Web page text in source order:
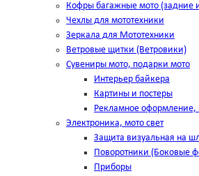
Кофры багажные мото (задние
Чехлы для мототехники
Зеркала для Мототехники
Ветровые щитки (Ветровики)
Сувениры мото, подарки мото
Интерьер байкера
Картины и постеры
Рекламное
Электроника, мото свет
Защита визуальная на
Поворотники (Боковые
Приборы